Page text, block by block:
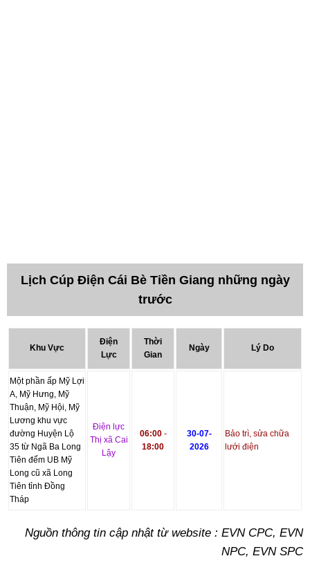
Lịch Cúp Điện Cái Bè Tiền Giang những ngày
trước
Khu Vực
Điện
Lực
Thời
Gian
Ngày Lý Do
Một phần ấp Mỹ Lợi
A, Mỹ Hưng, Mỹ
Thuận, Mỹ Hội, Mỹ
Lương khu vực
đường Huyện Lộ
35 từ Ngã Ba Long
Tiên đếm UB Mỹ
Long cũ xã Long
Tiên tỉnh Đồng
Tháp
Điện lực
Thị xã Cai
Lậy
06:00-
18:00
30-07-
2026
Bảo trì, sửa chữa
lưới điện
Nguồn thông tin cập nhật từ website : EVN CPC, EVN
NPC, EVN SPC